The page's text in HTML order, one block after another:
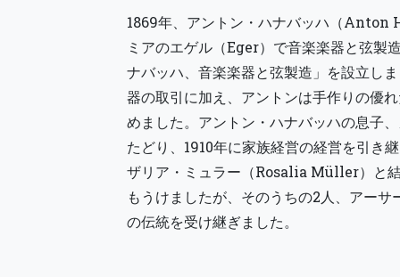
1869年、アントン・ハナバッハ（Anton
ミアのエゲル（Eger）で音楽楽器と弦製
ナバッハ、音楽楽器と弦製造」を設立し
器の取引に加え、アントンは手作りの優
めました。アントン・ハナバッハの息子
たどり、1910年に家族経営の経営を引き
ザリア・ミュラー（Rosalia Müller）と
もうけましたが、そのうちの2人、アーサ
の伝統を受け継ぎました。